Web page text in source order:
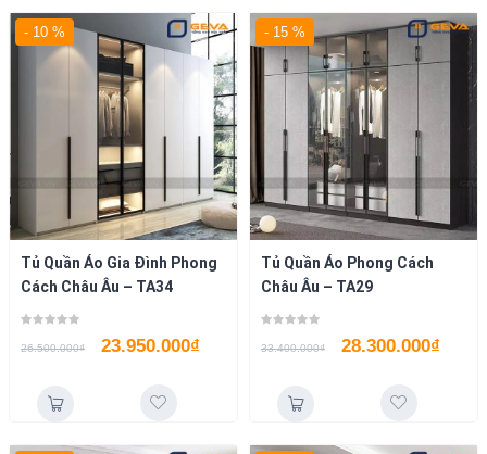
- 10 %
Tủ Quần Áo Gia Đình Phong
Cách Châu Âu – TA34
26.500.000₫ 23.950.000₫
- 15 %
Tủ Quần Áo Phong Cách
Châu Âu – TA29
33.400.000₫ 28.300.000₫